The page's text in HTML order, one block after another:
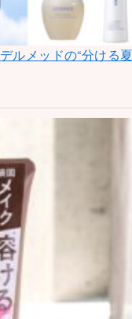
ルメッドの“分ける